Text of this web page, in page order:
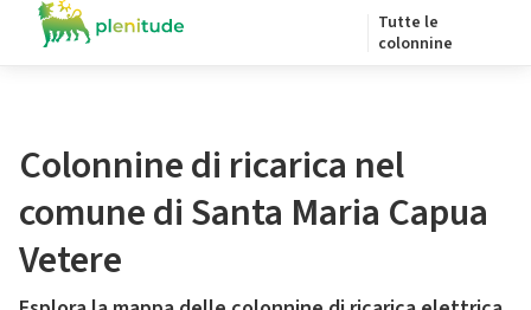
Tutte le
colonnine
Colonnine di ricarica nel
comune di Santa Maria Capua
Vetere